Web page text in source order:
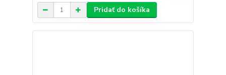
Pridať do košíka